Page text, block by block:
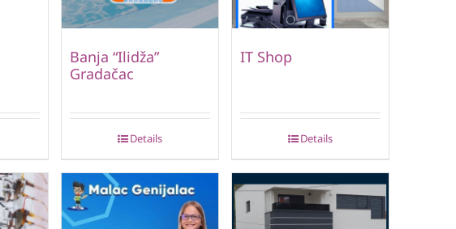
Banja “Ilidža”
Gradačac
Details
IT Shop
Details